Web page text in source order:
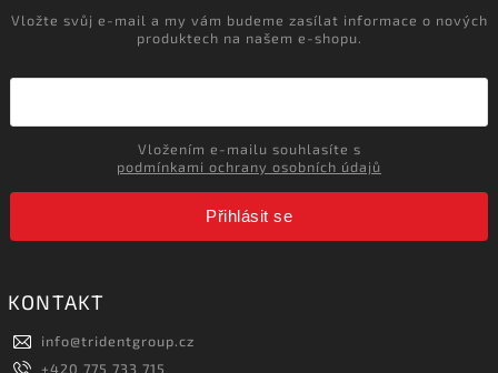
Vložte svůj e-mail a my vám budeme zasílat informace o nových
produktech na našem e-shopu.
podmínkami ochrany osobních údajů
Přihlásit se
KONTAKT
info@tridentgroup.cz
+420 775 733 715